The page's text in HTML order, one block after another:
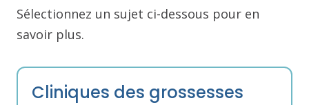
Sélectionnez un sujet ci-dessous pour en
savoir plus.
Cliniques des grossesses